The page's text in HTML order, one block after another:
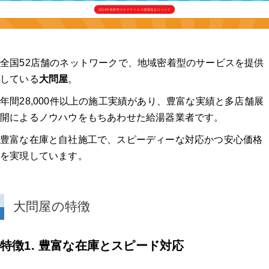
全国52店舗のネットワークで、地域密着型のサービスを提供
している大問屋。
年間28,000件以上の施工実績があり、豊富な実績と多店舗展
開によるノウハウをもちあわせた給湯器業者です。
豊富な在庫と自社施工で、スピーディーな対応かつ安心価格
を実現しています。
大問屋の特徴
特徴1. 豊富な在庫とスピード対応